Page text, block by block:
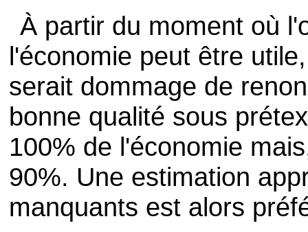
À partir du moment où
l'économie peut être
serait dommage de
bonne qualité sous
100% de l'économie
90%. Une estimation
manquants est alors